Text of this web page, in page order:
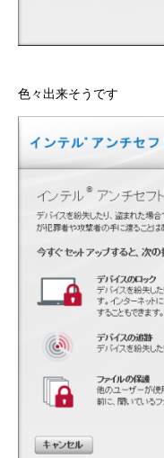
色々出来そうです